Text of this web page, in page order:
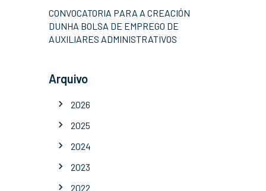
CONVOCATORIA PARA A CREACIÓN
DUNHA BOLSA DE EMPREGO DE
AUXILIARES ADMINISTRATIVOS
Arquivo
2026
2025
2024
2023
2022